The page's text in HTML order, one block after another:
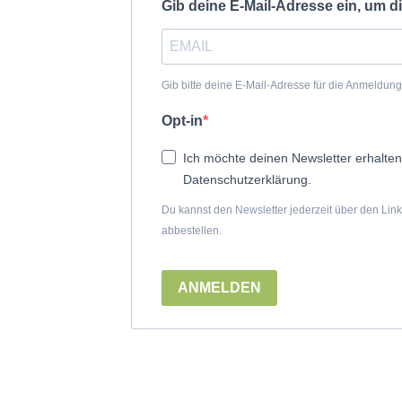
Gib deine E-Mail-Adresse ein, um
Gib bitte deine E-Mail-Adresse für die
Opt-in
Ich möchte deinen Newsletter
Datenschutzerklärung.
Du kannst den Newsletter jederzeit über den
abbestellen.
ANMELDEN